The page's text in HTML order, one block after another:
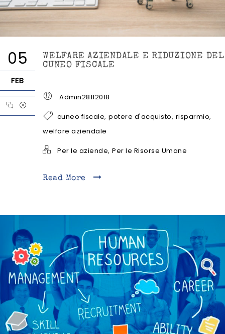
05
FEB
WELFARE AZIENDALE E RIDUZIONE DEL
CUNEO FISCALE
Admin28112018
cuneo fiscale, potere d'acquisto, risparmio,
welfare aziendale
Per le aziende, Per le Risorse Umane
Read More